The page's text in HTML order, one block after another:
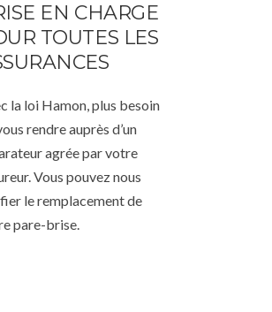
EN CHARGE
TOUTES LES
la loi Hamon, plus besoin
rendre auprès d’un
agrée par votre
Vous pouvez nous
le remplacement de
pare-brise.